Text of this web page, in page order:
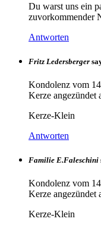
Du warst uns ein
zuvorkommender
Antworten
Fritz Ledersberger
Kondolenz vom
Kerze angezündet
Kerze-Klein
Antworten
Familie E.Faleschini
Kondolenz vom
Kerze angezündet
Kerze-Klein